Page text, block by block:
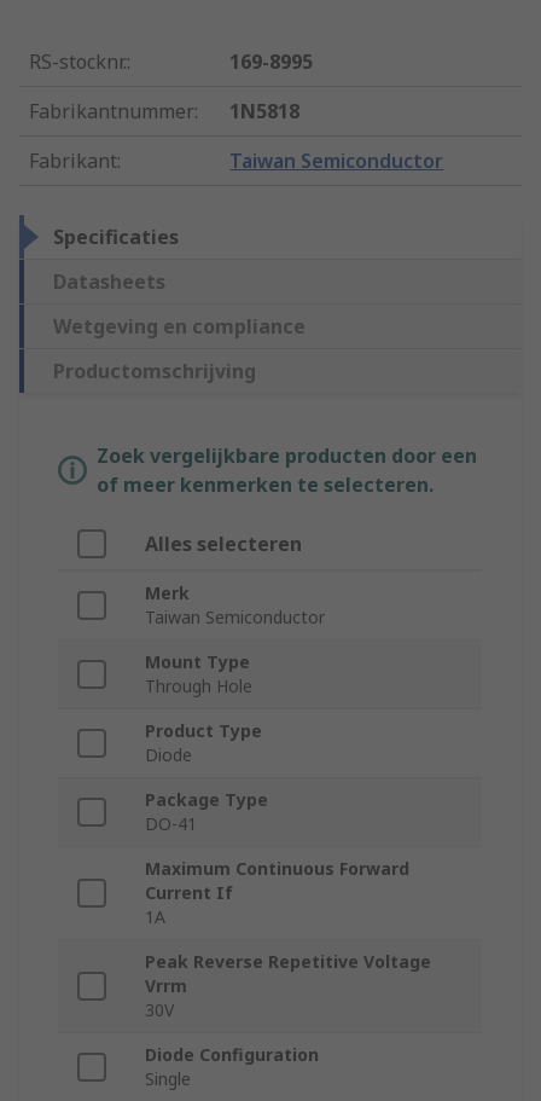
RS-stocknr.:
169-8995
Fabrikantnummer:
1N5818
Fabrikant: Taiwan Semiconductor
Specificaties
Datasheets
Wetgeving en compliance
Productomschrijving
Zoek vergelijkbare producten door een
of meer kenmerken te selecteren.
Alles selecteren
Merk
Taiwan Semiconductor
Mount Type
Through Hole
Product Type
Diode
Package Type
DO-41
Maximum Continuous Forward
Current If
1A
Peak Reverse Repetitive Voltage
Vrrm
30V
Diode Configuration
Single